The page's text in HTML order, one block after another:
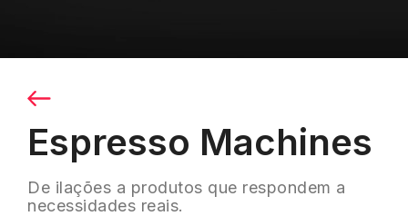
Espresso Machines
De ilações a produtos que respondem a
necessidades reais.